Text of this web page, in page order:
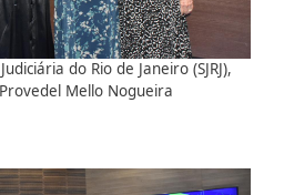
do Rio de Janeiro (SJRJ),
Mello Nogueira